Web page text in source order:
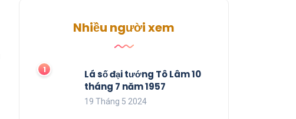
Nhiều người xem
Lá số đại tướng Tô Lâm 10
tháng 7 năm 1957
19 Tháng 5 2024